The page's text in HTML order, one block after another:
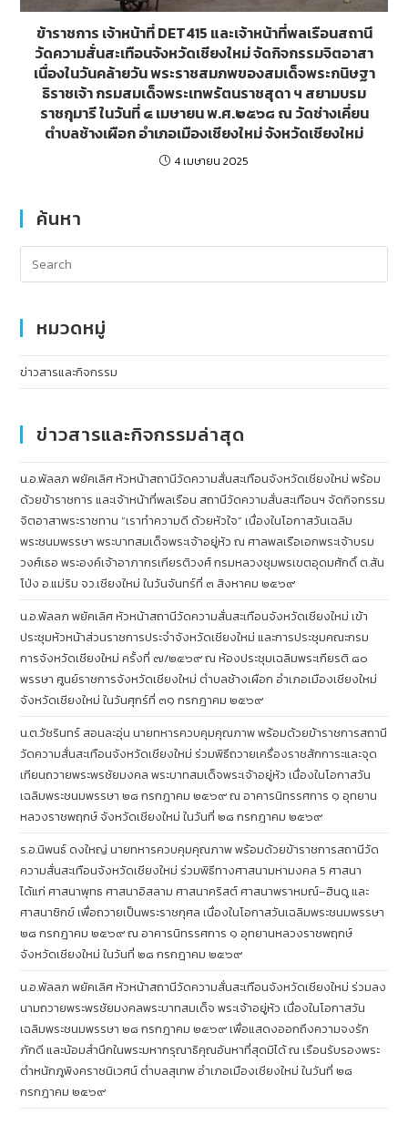
ข้าราชการ เจ้าหน้าที่ DET415 และเจ้าหน้าที่พลเรือนสถานี
วัดความสั่นสะเทือนจังหวัดเชียงใหม่ จัดกิจกรรมจิตอาสา
เนื่องในวันคล้ายวัน พระราชสมภพของสมเด็จพระกนิษฐา
ธิราชเจ้า กรมสมเด็จพระเทพรัตนราชสุดา ฯ สยามบรม
ราชกุมารี ในวันที่ ๔ เมษายน พ.ศ.๒๕๖๘ ณ วัดช่างเคี่ยน
ตำบลช้างเผือก อำเภอเมืองเชียงใหม่ จังหวัดเชียงใหม่
4 เมษายน 2025
ค้นหา
หมวดหมู่
ข่าวสารและกิจกรรม
ข่าวสารและกิจกรรมล่าสุด
น.อ.พัลลภ พยัคเลิศ หัวหน้าสถานีวัดความสั่นสะเทือนจังหวัดเชียงใหม่ พร้อม
ด้วยข้าราชการ และเจ้าหน้าที่พลเรือน สถานีวัดความสั่นสะเทือนฯ จัดกิจกรรม
จิตอาสาพระราชทาน “เราทำความดี ด้วยหัวใจ” เนื่องในโอกาสวันเฉลิม
พระชนมพรรษา พระบาทสมเด็จพระเจ้าอยู่หัว ณ ศาลพลเรือเอกพระเจ้าบรม
วงศ์เธอ พระองค์เจ้าอาภากรเกียรติวงศ์ กรมหลวงชุมพรเขตอุดมศักดิ์ ต.สัน
โป่ง อ.แม่ริม จว.เชียงใหม่ ในวันจันทร์ที่ ๓ สิงหาคม ๒๕๖๙
น.อ.พัลลภ พยัคเลิศ หัวหน้าสถานีวัดความสั่นสะเทือนจังหวัดเชียงใหม่ เข้า
ประชุมหัวหน้าส่วนราชการประจำจังหวัดเชียงใหม่ และการประชุมคณะกรม
การจังหวัดเชียงใหม่ ครั้งที่ ๗/๒๕๖๙ ณ ห้องประชุมเฉลิมพระเกียรติ ๘๐
พรรษา ศูนย์ราชการจังหวัดเชียงใหม่ ตำบลช้างเผือก อำเภอเมืองเชียงใหม่
จังหวัดเชียงใหม่ ในวันศุกร์ที่ ๓๑ กรกฎาคม ๒๕๖๙
น.ต.วัชรินทร์ สอนละอุ่น นายทหารควบคุมคุณภาพ พร้อมด้วยข้าราชการสถานี
วัดความสั่นสะเทือนจังหวัดเชียงใหม่ ร่วมพิธีถวายเครื่องราชสักการะและจุด
เทียนถวายพระพรชัยมงคล พระบาทสมเด็จพระเจ้าอยู่หัว เนื่องในโอกาสวัน
เฉลิมพระชนมพรรษา ๒๘ กรกฎาคม ๒๕๖๙ ณ อาคารนิทรรศการ ๑ อุทยาน
หลวงราชพฤกษ์ จังหวัดเชียงใหม่ ในวันที่ ๒๘ กรกฎาคม ๒๕๖๙
ร.อ.นิพนธ์ ดงใหญ่ นายทหารควบคุมคุณภาพ พร้อมด้วยข้าราชการสถานีวัด
ความสั่นสะเทือนจังหวัดเชียงใหม่ ร่วมพิธีทางศาสนามหามงคล 5 ศาสนา
ได้แก่ ศาสนาพุทธ ศาสนาอิสลาม ศาสนาคริสต์ ศาสนาพราหมณ์–ฮินดู และ
ศาสนาซิกข์ เพื่อถวายเป็นพระราชกุศล เนื่องในโอกาสวันเฉลิมพระชนมพรรษา
๒๘ กรกฎาคม ๒๕๖๙ ณ อาคารนิทรรศการ ๑ อุทยานหลวงราชพฤกษ์
จังหวัดเชียงใหม่ ในวันที่ ๒๘ กรกฎาคม ๒๕๖๙
น.อ.พัลลภ พยัคเลิศ หัวหน้าสถานีวัดความสั่นสะเทือนจังหวัดเชียงใหม่ ร่วมลง
นามถวายพระพรชัยมงคลพระบาทสมเด็จ พระเจ้าอยู่หัว เนื่องในโอกาสวัน
เฉลิมพระชนมพรรษา ๒๘ กรกฎาคม ๒๕๖๙ เพื่อแสดงออกถึงความจงรัก
ภักดี และน้อมสำนึกในพระมหากรุณาธิคุณอันหาที่สุดมิได้ ณ เรือนรับรองพระ
ตำหนักภูพิงคราชนิเวศน์ ตำบลสุเทพ อำเภอเมืองเชียงใหม่ ในวันที่ ๒๘
กรกฎาคม ๒๕๖๙